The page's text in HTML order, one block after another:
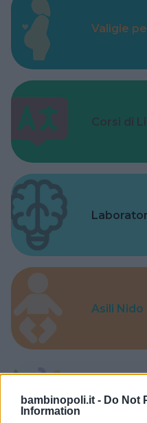
bambinopoli.it - Do Not
Information
Valigie
Corsi di
Asili Nido
Feste